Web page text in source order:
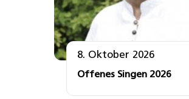
8. Oktober 2026
Offenes Singen 2026